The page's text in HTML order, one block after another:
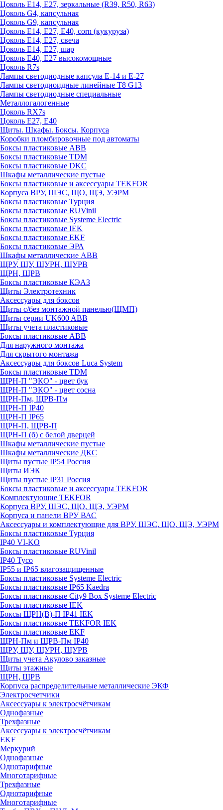
Цоколь Е14, Е27, зеркальные (R39, R50, R63)
Цоколь G4, капсульная
Цоколь G9, капсульная
Цоколь Е14, Е27, Е40, corn (кукуруза)
Цоколь Е14, Е27, свеча
Цоколь Е14, Е27, шар
Цоколь Е40, Е27 высокомощные
Цоколь R7s
Лампы светодиодные капсула Е-14 и Е-27
Лампы светодиоидные линейные T8 G13
Лампы светодиодные специальные
Металлогалогенные
Цоколь RX7s
Цоколь Е27, E40
Щиты. Шкафы. Боксы. Корпуса
Коробки пломбировочные под автоматы
Боксы пластиковые ABB
Боксы пластиковые TDM
Боксы пластиковые DKC
Шкафы металлические пустые
Боксы пластиковые и аксессуары TEKFOR
Корпуса ВРУ, ШЭС, ЩО, ЩЭ, УЭРМ
Боксы пластиковые Турция
Боксы пластиковые RUVinil
Боксы пластиковые Systeme Electric
Боксы пластиковые IEK
Боксы пластиковые EKF
Боксы пластиковые ЭРА
Шкафы металлические ABB
ЩРУ, ЩУ, ЩУРН, ЩУРВ
ЩРН, ЩРВ
Боксы пластиковые КЭАЗ
Щиты Электротехник
Аксессуары для боксов
Щиты с/без монтажной панелью(ЩМП)
Щиты серии UK600 ABB
Щиты учета пластиковые
Боксы пластиковые ABB
Для наружного монтажа
Для скрытого монтажа
Аксессуары для боксов Luca System
Боксы пластиковые TDM
ЩРН-П "ЭКО" - цвет бук
ЩРН-П "ЭКО" - цвет сосна
ЩРН-Пм, ЩРВ-Пм
ЩРН-П IP40
ЩРН-П IP65
ЩРН-П, ЩРВ-П
ЩРН-П (б) с белой дверцей
Шкафы металлические пустые
Шкафы металлические ДКС
Щиты пустые IP54 Россия
Щиты ИЭК
Щиты пустые IP31 Россия
Боксы пластиковые и аксессуары TEKFOR
Комплектующие TEKFOR
Корпуса ВРУ, ШЭС, ЩО, ЩЭ, УЭРМ
Корпуса и панели ВРУ ВАС
Аксессуары и комплектующие для ВРУ, ШЭС, ЩО, ЩЭ, УЭРМ
Боксы пластиковые Турция
IP40 VI-KO
Боксы пластиковые RUVinil
IP40 Тусо
IP55 и IP65 влагозащищенные
Боксы пластиковые Systeme Electric
Боксы пластиковые IP65 Kaedra
Боксы пластиковые City9 Box Systeme Electric
Боксы пластиковые IEK
Боксы ЩРН(В)-П IP41 IEK
Боксы пластиковые TEKFOR IEK
Боксы пластиковые EKF
ЩРН-Пм и ЩРВ-Пм IP40
ЩРУ, ЩУ, ЩУРН, ЩУРВ
Щиты учета Акулово заказные
Щиты этажные
ЩРН, ЩРВ
Корпуса распределительные металлические ЭКФ
Электросчетчики
Аксессуары к электросчётчикам
Однофазные
Трехфазные
Аксессуары к электросчётчикам
EKF
Меркурий
Однофазные
Однотарифные
Многотарифные
Трехфазные
Однотарифные
Многотарифные